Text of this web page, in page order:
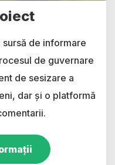
de informare
de guvernare
de sesizare a
dar și o platformă